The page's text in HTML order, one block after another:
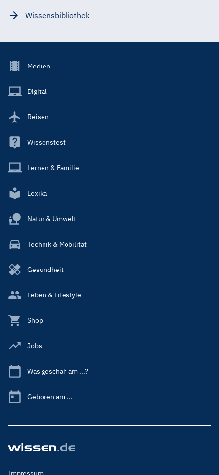
Wissensbibliothek
Footer
Main
Medien
Digital
Reisen
Wissenstest
Lernen & Familie
Lexika
Natur & Umwelt
Technik & Mobilität
Gesundheit
Leben & Lifestyle
Shop
Jobs
Was geschah am ...?
Geboren am ...
Footer
Impressum